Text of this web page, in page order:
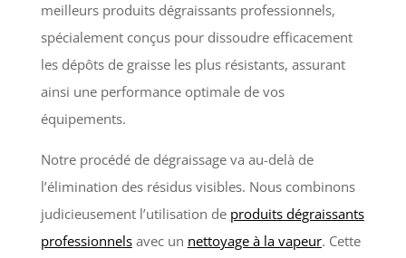
meilleurs produits dégraissants professionnels,
spécialement conçus pour dissoudre efficacement
les dépôts de graisse les plus résistants, assurant
ainsi une performance optimale de vos
équipements.
Notre procédé de dégraissage va au-delà de
l’élimination des résidus visibles. Nous combinons
judicieusement l’utilisation de produits dégraissants
professionnelsavec un nettoyage à la vapeur. Cette